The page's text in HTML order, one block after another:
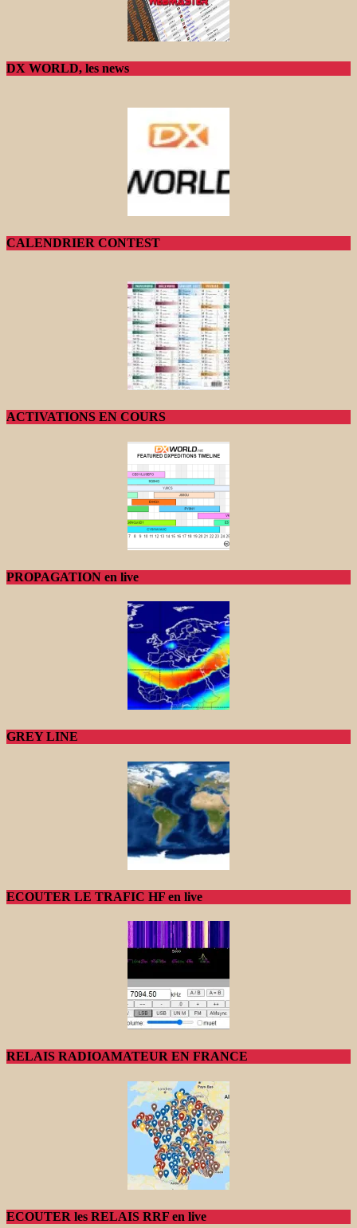
DX WORLD, les news
CALENDRIER CONTEST
ACTIVATIONS EN COURS
PROPAGATION en live
GREY LINE
ECOUTER LE TRAFIC HF en live
RELAIS RADIOAMATEUR EN FRANCE
ECOUTER les RELAIS RRF en live